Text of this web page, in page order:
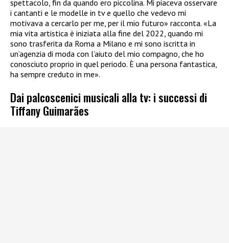
spettacolo, fin da quando ero piccolina. Mi piaceva osservare
i cantanti e le modelle in tv e quello che vedevo mi
motivava a cercarlo per me, per il mio futuro» racconta. «La
mia vita artistica è iniziata alla fine del 2022, quando mi
sono trasferita da Roma a Milano e mi sono iscritta in
un’agenzia di moda con l’aiuto del mio compagno, che ho
conosciuto proprio in quel periodo. È una persona fantastica,
ha sempre creduto in me».
Dai palcoscenici musicali alla tv: i successi di
Tiffany Guimarães